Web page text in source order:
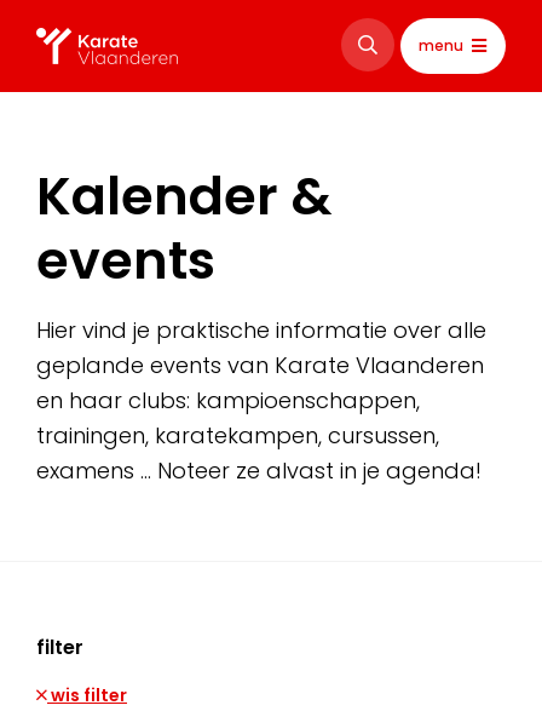
menu
Kalender &
events
Hier vind je praktische informatie over alle
geplande events van Karate Vlaanderen
en haar clubs: kampioenschappen,
trainingen, karatekampen, cursussen,
examens … Noteer ze alvast in je agenda!
filter
wis filter